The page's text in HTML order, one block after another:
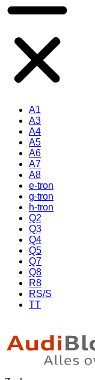
A1
A3
A4
A5
A6
A7
A8
e-tron
g-tron
h-tron
Q2
Q3
Q4
Q5
Q7
Q8
R8
RS/S
TT